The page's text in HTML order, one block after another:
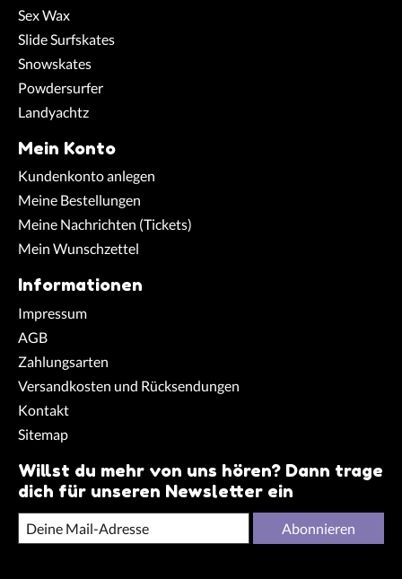
Sex Wax
Slide Surfskates
Snowskates
Powdersurfer
Landyachtz
Mein Konto
Kundenkonto anlegen
Meine Bestellungen
Meine Nachrichten (Tickets)
Mein Wunschzettel
Informationen
Impressum
AGB
Zahlungsarten
Versandkosten und Rücksendungen
Kontakt
Sitemap
Willst du mehr von uns hören? Dann trage
dich für unseren Newsletter ein
Abonnieren